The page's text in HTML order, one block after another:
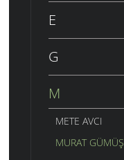
E
G
M
METE AVCI
MURAT GÜMÜŞ